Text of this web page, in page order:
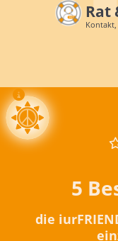
Rat
Kontakt,
5
die